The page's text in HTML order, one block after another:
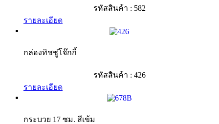
รหัสสินค้า : 582
รายละเอียด
กล่องทิชชู่โจ๊กกี้
รหัสสินค้า : 426
รายละเอียด
กระบวย 17 ซม. สีเข้ม